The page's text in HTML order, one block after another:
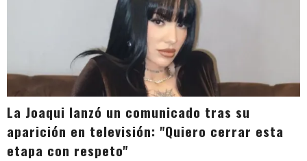
La Joaqui lanzó un comunicado tras su
aparición en televisión: "Quiero cerrar esta
etapa con respeto"